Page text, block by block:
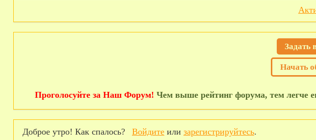
Задать
Начать
Проголосуйте за Наш Форум! Чем выше рейтинг форума, тем легче
Доброе утро! Как спалось? Войдитеили зарегистрируйтесь.